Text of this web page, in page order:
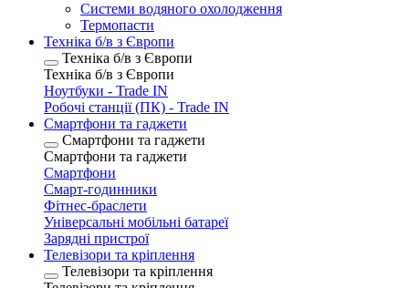
Системи водяного охолодження
Термопасти
Техніка б/в з Європи
Техніка б/в з Європи
Техніка б/в з Європи
Ноутбуки - Trade IN
Робочі станції (ПК) - Trade IN
Смартфони та гаджети
Смартфони та гаджети
Смартфони та гаджети
Смартфони
Смарт-годинники
Фітнес-браслети
Універсальні мобільні батареї
Зарядні пристрої
Телевізори та кріплення
Телевізори та кріплення